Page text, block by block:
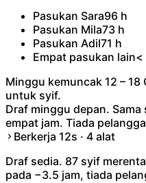
Pasukan Sara96 h
Pasukan Mila73 h
Pasukan Adil71 h
Empat pasukan lain<
Minggu kemuncak 12 –
untuk syif.
Draf minggu depan.
empat jam. Tiada
Berkerja 12s · 4 alat
Draf sedia. 87 syif
pada −3.5 jam, tiada